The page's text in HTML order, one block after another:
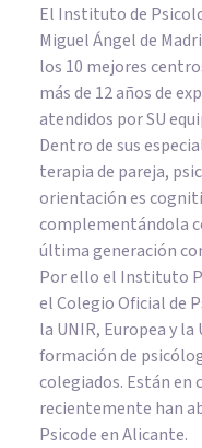
El Instituto de
Miguel Ángel de
los 10 mejores
más de 12 años de
atendidos por SU
Dentro de sus
terapia de pareja,
orientación es
complementándola
última generación
Por ello el Instituto
el Colegio Oficial de
la UNIR, Europea y
formación de
colegiados. Están
recientemente han
Psicode en Alicante.